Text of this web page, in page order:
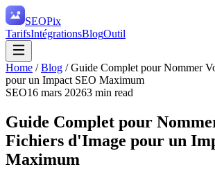
SEOPix
TarifsIntégrationsBlogOutil
Home /Blog /Guide Complet pour Nommer
pour un Impact SEO Maximum
SEO16 mars 20263 min read
Guide Complet pour
Fichiers d'Image pour un
Maximum